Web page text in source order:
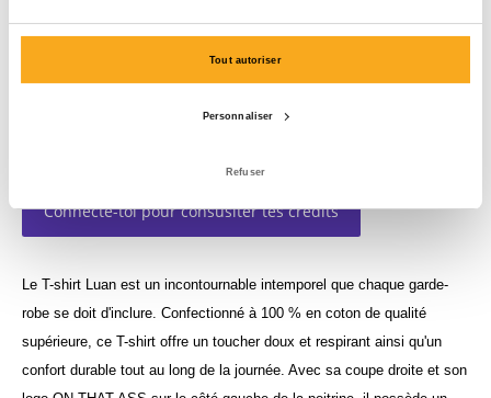
Tout autoriser
Personnaliser
Refuser
Connecte-toi pour consuslter tes crédits
Le T-shirt Luan est un incontournable intemporel que chaque garde-
robe se doit d'inclure. Confectionné à 100 % en coton de qualité
supérieure, ce T-shirt offre un toucher doux et respirant ainsi qu'un
confort durable tout au long de la journée. Avec sa coupe droite et son